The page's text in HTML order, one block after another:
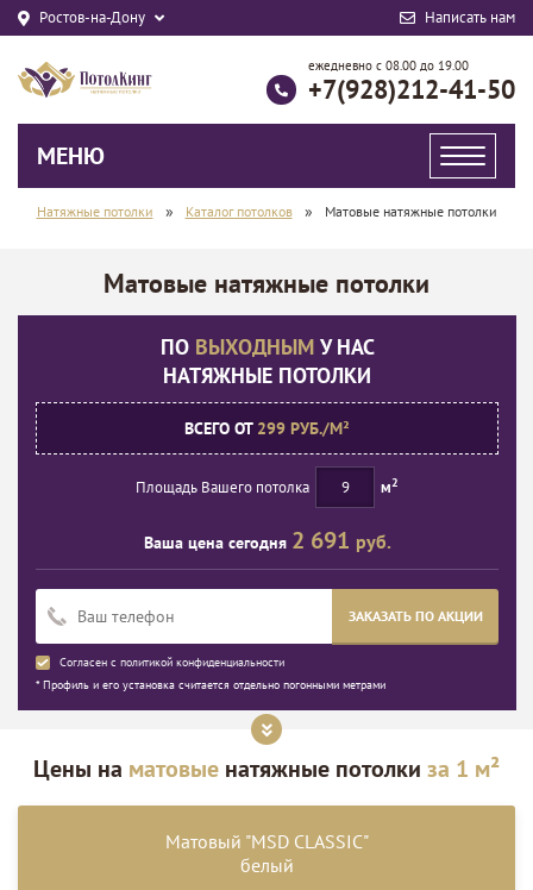
Ростов-на-Дону Написать нам
ежедневно с 08.00 до 19.00
+7(928)212-41-50
МЕНЮ
Натяжные потолки » Каталог потолков » Матовые натяжные потолки
Матовые натяжные потолки
ПО ВЫХОДНЫМУ НАС
НАТЯЖНЫЕ ПОТОЛКИ
ВСЕГО ОТ 299 РУБ./М²
Площадь Вашего потолка м2
Ваша цена сегодня 2 691 руб.
ЗАКАЗАТЬ ПО АКЦИИ
Согласен с политикой конфиденциальности
* Профиль и его установка считается отдельно погонными метрами
Цены на матовые натяжные потолки за 1 м²
Матовый "MSD CLASSIC"
белый